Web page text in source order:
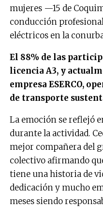
mujeres —15 de
conducción
eléctricos en la
El 88% de las
licencia A3, y
empresa ESERCO,
de transporte
La emoción se reflejó
durante la actividad.
mejor compañera del
colectivo afirmando
tiene una historia de
dedicación y mucho
meses siendo